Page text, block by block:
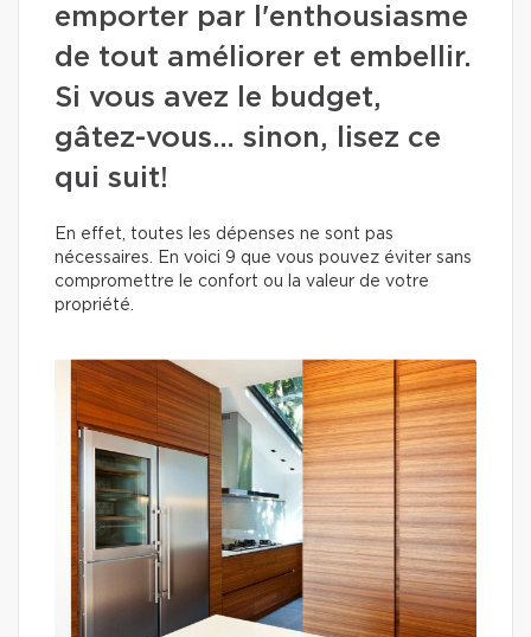
emporter par l'enthousiasme
de tout améliorer et embellir.
Si vous avez le budget,
gâtez-vous… sinon, lisez ce
qui suit!
En effet, toutes les dépenses ne sont pas
nécessaires. En voici 9 que vous pouvez éviter sans
compromettre le confort ou la valeur de votre
propriété.